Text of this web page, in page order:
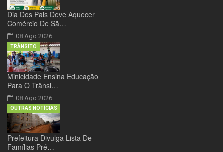
Dia Dos Pais Deve Aquecer
Comércio De Sã…
08 Ago 2026
Minicidade Ensina Educação
Para O Trânsi…
08 Ago 2026
TRÂNSITO
Prefeitura Divulga Lista De
Famílias Pré…
OUTRAS NOTÍCIAS